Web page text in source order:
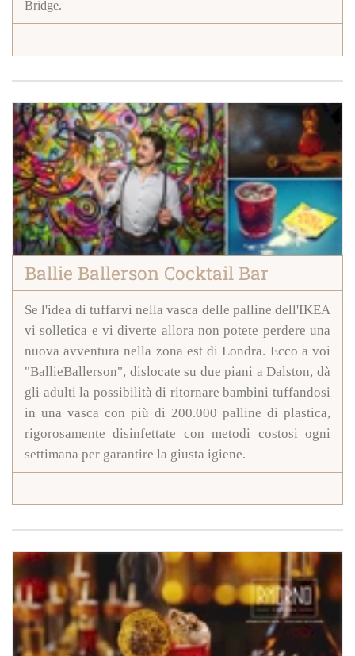
Bridge.
Ballie Ballerson Cocktail Bar
Se l'idea di tuffarvi nella vasca delle palline dell'IKEA
vi solletica e vi diverte allora non potete perdere una
nuova avventura nella zona est di Londra. Ecco a voi
"BallieBallerson", dislocate su due piani a Dalston, dà
gli adulti la possibilità di ritornare bambini tuffandosi
in una vasca con più di 200.000 palline di plastica,
rigorosamente disinfettate con metodi costosi ogni
settimana per garantire la giusta igiene.